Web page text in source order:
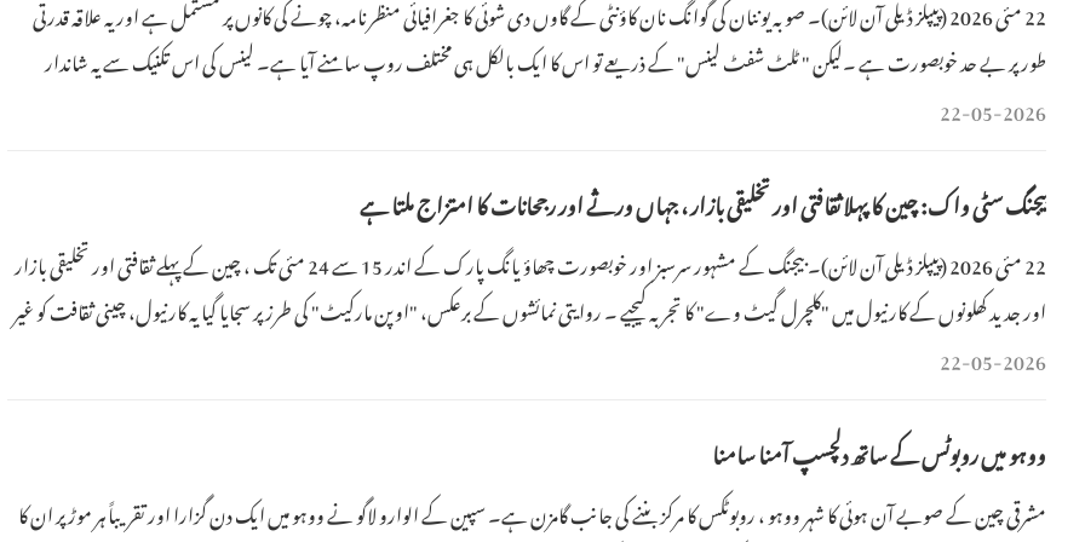
22 مئی 2026 (پیپلز ڈیلی آن لائن)۔ صوبہ یوننان کی گوانگ نان کاؤنٹی کے گاوں دی شوئی کا جغرافیائی منظرنامہ، چونے کی کانوں پر مشتمل ہے اور یہ علاقہ قدرتی
طور پر بے حد خوبصورت ہے ۔لیکن " ٹلٹ شفٹ لینس" کے ذریعے تو اس کا ایک بالکل ہی مختلف روپ سامنے آیا ہے۔ لینس کی اس تکنیک سے یہ شاندار
مناظر ایک دلکش "منی
22-05-2026
بیجنگ سٹی واک: چین کا پہلا ثقافتی اور تخلیقی بازار ، جہاں ورثے اور رجحانات کا امتزاج ملتا ہے
22 مئی 2026 (پیپلز ڈیلی آن لائن)۔ بیجنگ کے مشہور سرسبز اور خوبصورت چھاؤ یانگ پارک کے اندر 15 سے 24 مئی تک ، چین کے پہلے ثقافتی اور تخلیقی بازار
اور جدید کھلونوں کے کارنیول میں "کلچرل گیٹ وے" کا تجربہ کیجیے ۔ روایتی نمائشوں کے برعکس، "اوپن مارکیٹ" کی طرز پر سجایا گیا یہ کارنیول، چینی ثقافت کو غیر
رسم
22-05-2026
ووہو میں روبوٹس کے ساتھ دلچسپ آمنا سامنا
مشرقی چین کے صوبے آن ہوئی کا شہر ووہو ، روبوٹکس کا مرکز بننے کی جانب گامزن ہے۔ سپین کے الوارو لاگو نے ووہو میں ایک دن گزارا اور تقریباً ہر موڑ پر ان کا